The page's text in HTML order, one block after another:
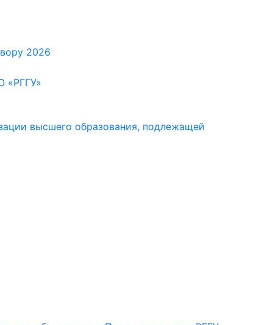
2026
«РГГУ»
высшего образования, подлежащей